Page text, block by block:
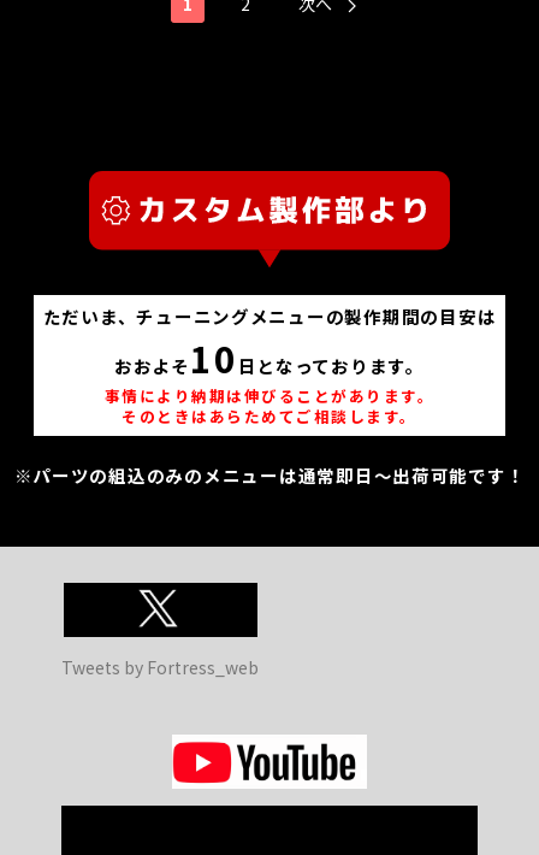
ただいま、チューニングメニューの製作期間の目安は
おおよそ 10 日となっております。
事情により納期は伸びることがあります。
そのときはあらためてご相談します。
※パーツの組込のみのメニューは通常即日～出荷可能です！
Tweets by Fortress_web